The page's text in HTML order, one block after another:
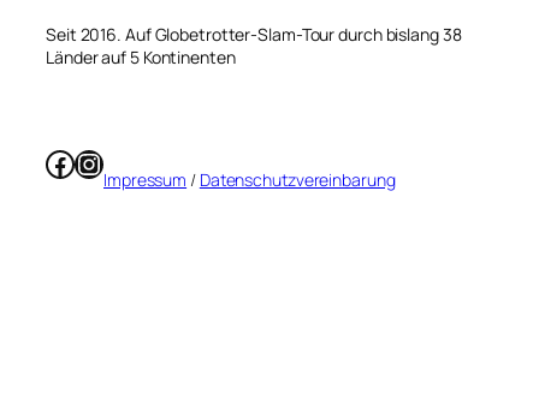
Seit 2016. Auf Globetrotter-Slam-Tour durch bislang 38
Länder auf 5 Kontinenten
Facebook
Instagram
Impressum / Datenschutzvereinbarung